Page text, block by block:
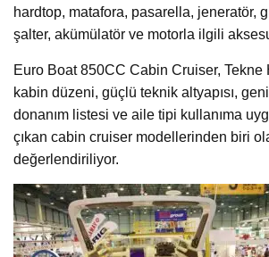
hardtop, matafora, pasarella, jeneratör,
şalter, akümülatör ve motorla ilgili
Euro Boat 850CC Cabin Cruiser, Tekne
kabin düzeni, güçlü teknik altyapısı,
donanım listesi ve aile tipi kullanıma
çıkan cabin cruiser modellerinden biri
değerlendiriliyor.